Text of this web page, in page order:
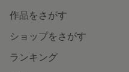
作品をさがす
ショップをさがす
ランキング